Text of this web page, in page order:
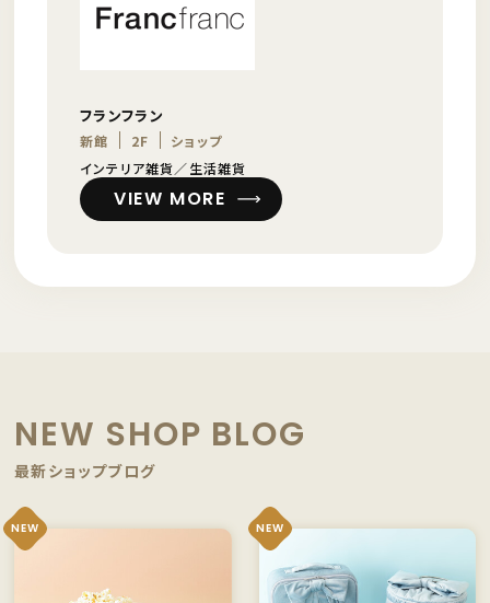
フランフラン
新館 2F
ショップ
インテリア雑貨／生活雑貨
VIEW MORE
NEW SHOP BLOG
最新ショップブログ
NEW NEW